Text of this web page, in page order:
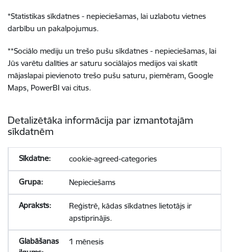
*Statistikas sīkdatnes - nepieciešamas, lai uzlabotu vietnes
darbību un pakalpojumus.
**Sociālo mediju un trešo pušu sīkdatnes - nepieciešamas, lai
Jūs varētu dalīties ar saturu sociālajos medijos vai skatīt
mājaslapai pievienoto trešo pušu saturu, piemēram, Google
Maps, PowerBI vai citus.
Detalizētāka informācija par izmantotajām
sīkdatnēm
cookie-agreed-categories
Nepieciešams
Reģistrē, kādas sīkdatnes lietotājs ir
apstiprinājis.
1 mēnesis